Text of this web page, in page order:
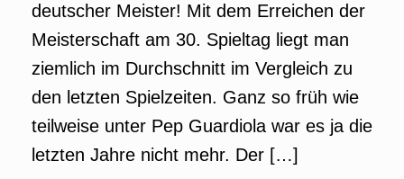
deutscher Meister! Mit dem Erreichen der
Meisterschaft am 30. Spieltag liegt man
ziemlich im Durchschnitt im Vergleich zu
den letzten Spielzeiten. Ganz so früh wie
teilweise unter Pep Guardiola war es ja die
letzten Jahre nicht mehr. Der […]